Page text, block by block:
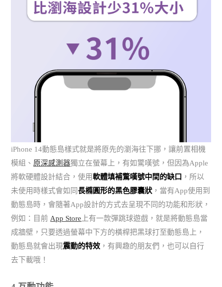
iPhone 14動態島樣式就是將原先的瀏海往下挪，讓前置相機
模組、 原深感測器獨立在螢幕上，有如驚嘆號，但因為Apple
將軟硬體設計結合，使用軟體填補驚嘆號中間的缺口 ，所以
未使用時樣式會如同長橢圓形的黑色膠囊狀 ，當有App使用到
動態島時，會隨著App設計的方式去呈現不同的功能和形狀，
例如：目前App Store 上有一款彈跳球遊戲，就是將動態島當
成牆壁，只要透過螢幕中下方的橫桿把黑球打至動態島上，
動態島就會出現震動的特效 ，有興趣的朋友們，也可以自行
去下載哦！